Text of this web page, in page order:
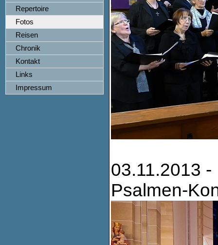
Repertoire
Fotos
Reisen
Chronik
Kontakt
Links
Impressum
03.11.2013
Psalmen-